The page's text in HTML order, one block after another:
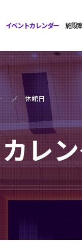
イベントカレンダー 施設
休館日
レ